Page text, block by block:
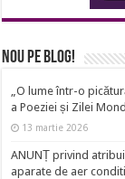
Nou pe Blog!
„O lume într-o
a Poeziei și Zilei
13 martie 2026
ANUNȚ privind
aparate de aer